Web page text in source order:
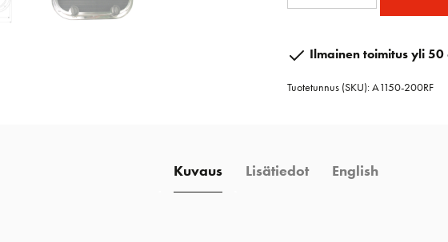
ovaali
403
ruostumatonteräs
Ilmainen toimitus yli
Tuotetunnus (SKU):A1150-200RF
Kuvaus Lisätiedot English